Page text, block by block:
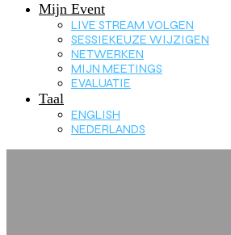
Mijn Event
LIVE STREAM VOLGEN
SESSIEKEUZE WIJZIGEN
NETWERKEN
MIJN MEETINGS
EVALUATIE
Taal
ENGLISH
NEDERLANDS